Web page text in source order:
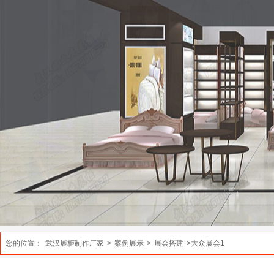
您的位置： 武汉展柜制作厂家 > 案例展示 > 展会搭建 >大众展会1